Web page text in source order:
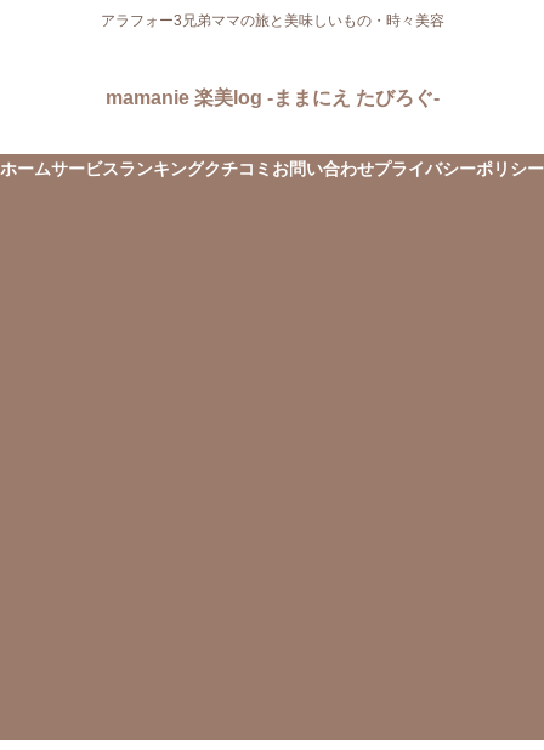
アラフォー3兄弟ママの旅と美味しいもの・時々美容
mamanie 楽美log -ままにえ たびろぐ-
ホームサービスランキングクチコミ お問い合わせプライバシーポリシー